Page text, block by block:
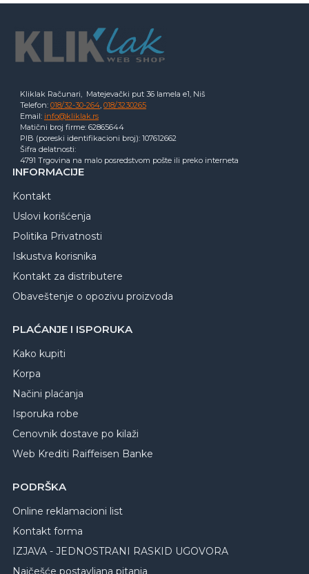
Kliklak Računari, Matejevački put 36 lamela e1, Niš
Telefon: 018/32-30-264, 018/3230265
Email: info@kliklak.rs
Matični broj firme: 62865644
PIB (poreski identifikacioni broj): 107612662
Šifra delatnosti:
4791 Trgovina na malo posredstvom pošte ili preko interneta
INFORMACIJE
Kontakt
Uslovi korišćenja
Politika Privatnosti
Iskustva korisnika
Kontakt za distributere
Obaveštenje o opozivu proizvoda
PLAĆANJE I ISPORUKA
Kako kupiti
Korpa
Načini plaćanja
Isporuka robe
Cenovnik dostave po kilaži
Web Krediti Raiffeisen Banke
PODRŠKA
Online reklamacioni list
Kontakt forma
IZJAVA - JEDNOSTRANI RASKID UGOVORA
Najčešće postavljana pitanja